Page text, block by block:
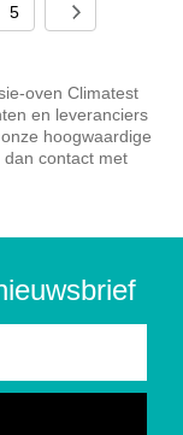
5
oven Climatest
en leveranciers
hoogwaardige
contact met